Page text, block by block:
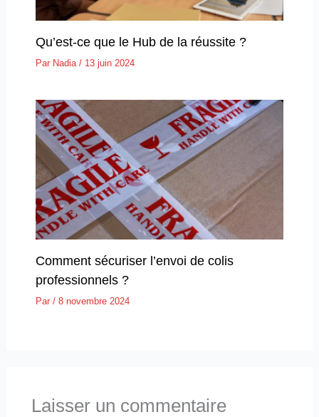
Qu’est-ce que le Hub de la réussite ?
Par Nadia / 13 juin 2024
Comment sécuriser l’envoi de colis
professionnels ?
Par / 8 novembre 2024
Laisser un commentaire